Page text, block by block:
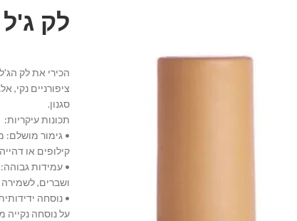
ציפורניים נקי,
סגנון.
תכונות עיקריות:
• גימור מושלם:
קילופים או
• עמידות
ושברים,